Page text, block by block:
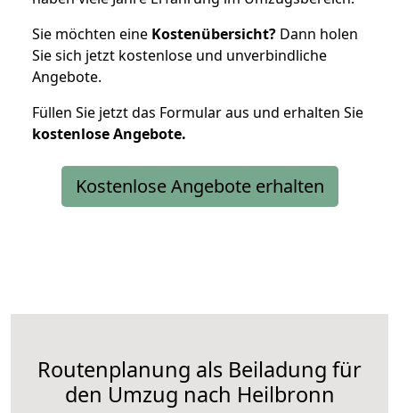
Sie möchten eine Kostenübersicht? Dann holen
Sie sich jetzt kostenlose und unverbindliche
Angebote.
Füllen Sie jetzt das Formular aus und erhalten Sie
kostenloseAngebote.
Kostenlose Angebote erhalten
Routenplanung als Beiladung für
den Umzug nach Heilbronn